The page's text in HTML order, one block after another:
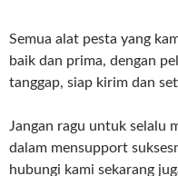
Semua alat pesta yang
baik dan prima, dengan
tanggap, siap kirim dan
Jangan ragu untuk selalu
dalam mensupport
hubungi kami sekarang